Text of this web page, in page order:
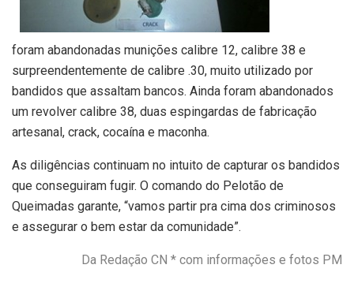
foram abandonadas munições calibre 12, calibre 38 e
surpreendentemente de calibre .30, muito utilizado por
bandidos que assaltam bancos. Ainda foram abandonados
um revolver calibre 38, duas espingardas de fabricação
artesanal, crack, cocaína e maconha.
As diligências continuam no intuito de capturar os bandidos
que conseguiram fugir. O comando do Pelotão de
Queimadas garante, “vamos partir pra cima dos criminosos
e assegurar o bem estar da comunidade”.
Da Redação CN * com informações e fotos PM